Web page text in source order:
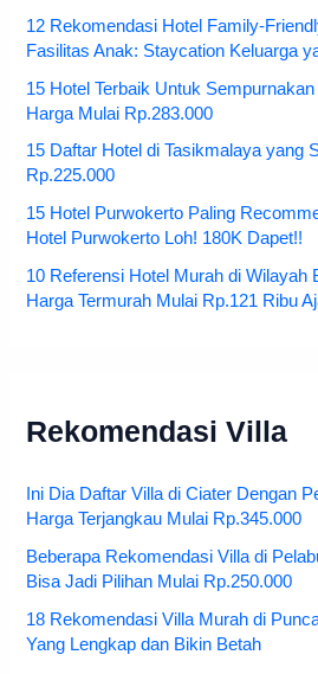
12 Rekomendasi Hotel Family-
Fasilitas Anak: Staycation Keluarga
15 Hotel Terbaik Untuk
Harga Mulai Rp.283.000
15 Daftar Hotel di Tasikmalaya yang
Rp.225.000
15 Hotel Purwokerto Paling
Hotel Purwokerto Loh! 180K Dapet!!
10 Referensi Hotel Murah di Wilayah
Harga Termurah Mulai Rp.121 Ribu
Rekomendasi Villa
Ini Dia Daftar Villa di Ciater Dengan
Harga Terjangkau Mulai Rp.345.000
Beberapa Rekomendasi Villa di
Bisa Jadi Pilihan Mulai Rp.250.000
18 Rekomendasi Villa Murah di
Yang Lengkap dan Bikin Betah